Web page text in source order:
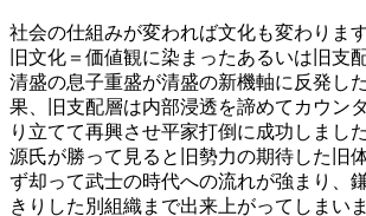
社会の仕組みが変われば文化も変わります
旧文化＝価値観に染まったあるいは旧支
清盛の息子重盛が清盛の新機軸に反発し
果、旧支配層は内部浸透を諦めてカウン
り立てて再興させ平家打倒に成功しました
源氏が勝って見ると旧勢力の期待した旧
ず却って武士の時代への流れが強まり、
きりした別組織まで出来上がってしまいま